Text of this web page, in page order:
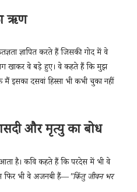
ऋण
ज्ञापित करते हैं जिसकी गोद में वे
खाकर वे बड़े हुए। वे कहते हैं कि मुझ
इसका दसवां हिस्सा भी कभी चुका नहीं
और मृत्यु का बोध
है। कवि कहते हैं कि परदेस में भी वे
फिर भी वे अजनबी हैं—"किंतु जीवन भर